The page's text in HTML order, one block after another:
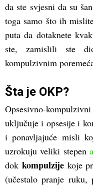
da ste svjesni da su
toga samo što ih
puta da dotaknete
ste, zamislili ste
kompulzivnim
Šta je OKP?
Opsesivno-
uključuje i opsesije i
i ponavljajuće misli
uzrokuju veliki stepen
dok kompulzijekoje
(učestalo pranje ruku,